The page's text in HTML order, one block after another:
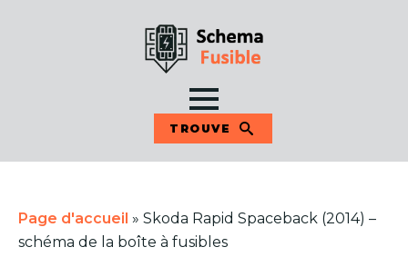
TROUVE
Page d'accueil » Skoda Rapid Spaceback (2014) –
schéma de la boîte à fusibles